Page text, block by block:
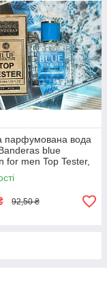
парфумована вода
blue
for men Top Tester,
92,50 ₴